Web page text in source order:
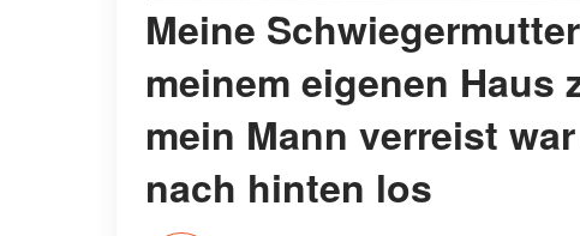
Meine
meinem eigenen Haus
mein Mann verreist
nach hinten los